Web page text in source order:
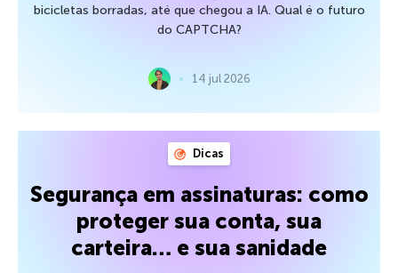
bicicletas borradas, até que chegou a IA. Qual é o futuro
do CAPTCHA?
14 jul 2026
Dicas
Segurança em assinaturas: como
proteger sua conta, sua
carteira… e sua sanidade